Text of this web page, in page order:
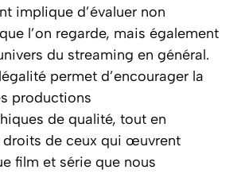
implique d’évaluer non
l’on regarde, mais également
du streaming en général.
permet d’encourager la
productions
de qualité, tout en
droits de ceux qui œuvrent
film et série que nous